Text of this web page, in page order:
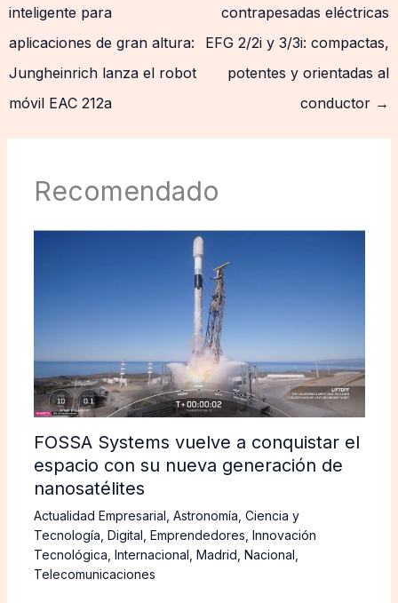
inteligente para
aplicaciones de gran altura:
Jungheinrich lanza el robot
móvil EAC 212a
contrapesadas eléctricas
EFG 2/2i y 3/3i: compactas,
potentes y orientadas al
conductor →
Recomendado
FOSSA Systems vuelve a conquistar el
espacio con su nueva generación de
nanosatélites
Actualidad Empresarial Astronomía Ciencia y
Tecnología Digital Emprendedores Innovación
Tecnológica Internacional Madrid Nacional
Telecomunicaciones